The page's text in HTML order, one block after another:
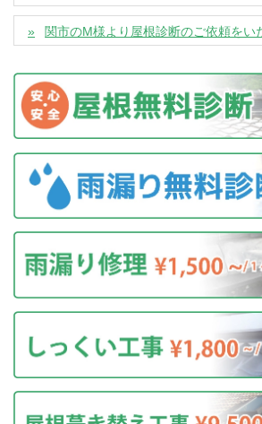
関市のM様より屋根診断のご依頼をい